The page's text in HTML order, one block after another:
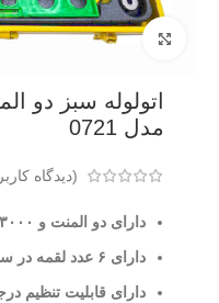
بزرگنمایی تصویر
مدل 0721
(دیدگاه کاربر
دارای دو المنت و ٣۰۰۰ وات
دارای ۶ عدد لقمه در سایز ۲۰، ۲۵، ۳۲، ۴۰، ۵۰ و ۶۳